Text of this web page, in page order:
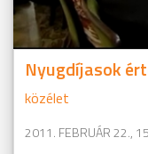
Nyugdíjasok
közélet
2011. FEBRUÁR 22.,